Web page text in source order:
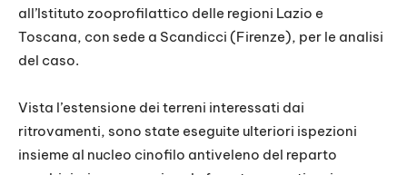
all’Istituto zooprofilattico delle regioni Lazio e
Toscana, con sede a Scandicci (Firenze), per le analisi
del caso.
Vista l’estensione dei terreni interessati dai
ritrovamenti, sono state eseguite ulteriori ispezioni
insieme al nucleo cinofilo antiveleno del reparto